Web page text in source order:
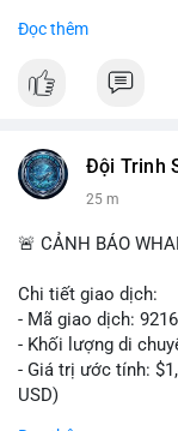
trong xe.
điểm nhé!
Đọc thêm
Đội Trinh
25 m
🚨 CẢNH BÁO
Chi tiết giao dịch:
- Mã giao dịch:
- Khối lượng di
- Giá trị ước tính:
USD)